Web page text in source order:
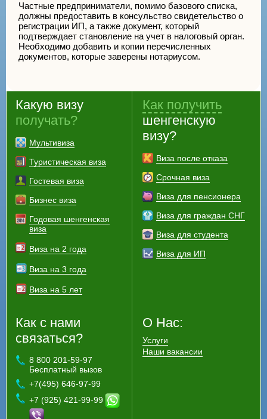
Частные предприниматели, помимо базового списка,
должны предоставить в консульство свидетельство о
регистрации ИП, а также документ, который
подтверждает становление на учет в налоговый орган.
Необходимо добавить и копии перечисленных
документов, которые заверены нотариусом.
Какую визу
получать?
Мультивиза
Туристическая виза
Гостевая виза
Бизнес виза
Годовая шенгенская
виза
Виза на 2 года
Виза на 3 года
Виза на 5 лет
Как получить
шенгенскую
визу?
Виза после отказа
Срочная виза
Виза для пенсионера
Виза для граждан СНГ
Виза для студента
Виза для ИП
Как с нами
связаться?
8 800 201-59-97
Бесплатный вызов
+7(495) 646-97-99
+7 (925) 421-99-99
О Нас:
Услуги
Наши вакансии